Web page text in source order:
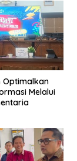
Optimalkan
Melalui